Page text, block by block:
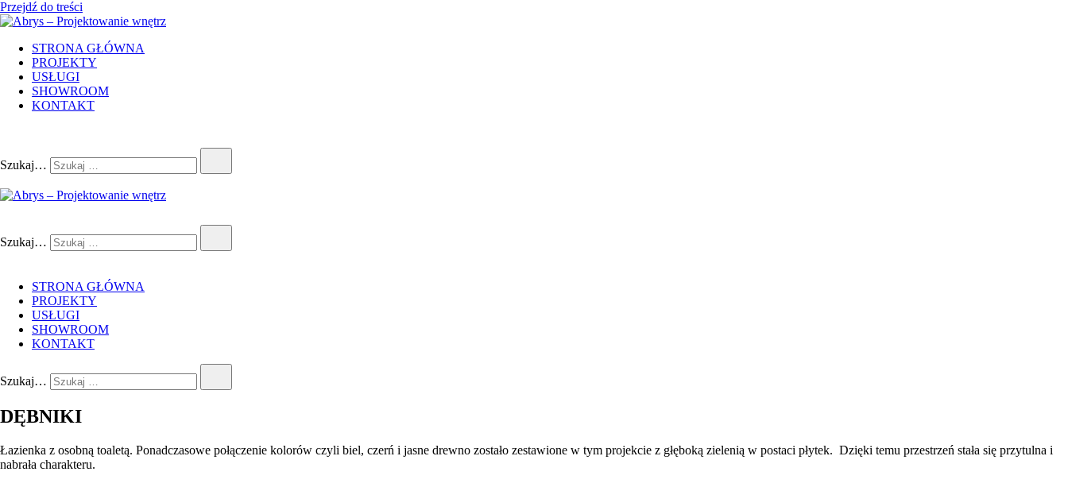
Przejdź do treści
Abrys – Projektowanie wnętrz
STRONA GŁÓWNA
PROJEKTY
USŁUGI
SHOWROOM
KONTAKT
Szukaj…
Szukaj…
STRONA GŁÓWNA
PROJEKTY
USŁUGI
SHOWROOM
KONTAKT
Szukaj…
DĘBNIKI
Łazienka z osobną toaletą. Ponadczasowe połączenie kolorów czyli biel, czerń i jasne drewno zostało zestawione w tym projekcie z głęboką zielenią w postaci płytek. Dzięki temu przestrzeń stała się przytulna i
nabrała charakteru.